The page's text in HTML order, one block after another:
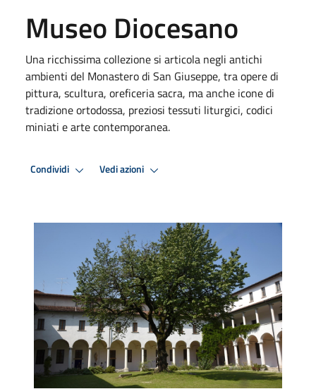
Museo Diocesano
Una ricchissima collezione si articola negli antichi
ambienti del Monastero di San Giuseppe, tra opere di
pittura, scultura, oreficeria sacra, ma anche icone di
tradizione ortodossa, preziosi tessuti liturgici, codici
miniati e arte contemporanea.
Condividi Vedi azioni